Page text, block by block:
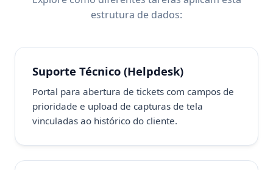
estrutura de dados:
Suporte Técnico (Helpdesk)
Portal para abertura de tickets com campos de
prioridade e upload de capturas de tela
vinculadas ao histórico do cliente.